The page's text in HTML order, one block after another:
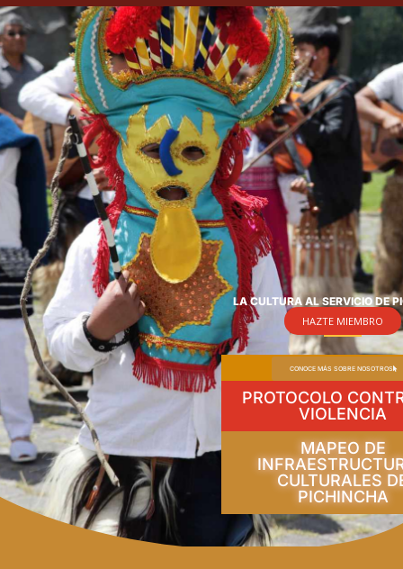
LA CULTURA AL SERVICIO DE
HAZTE MIEMBRO
CONOCE MÁS SOBRE NOSOTROS
PROTOCOLO
VIOLENCIA
MAPEO DE
CULTURALES
PICHINCHA